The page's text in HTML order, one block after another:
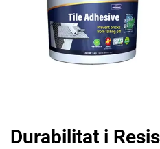
Durabilitat i